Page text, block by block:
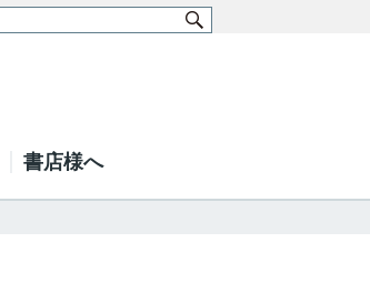
書店様へ